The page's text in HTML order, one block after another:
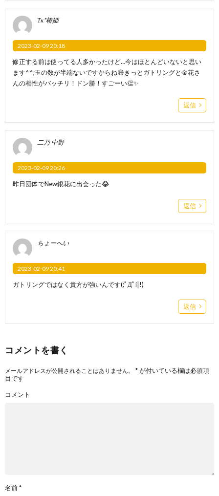
Тк*椿姫
2023-02-09 20:18
修正する前は使ってる人多かったけど…今はほとんどいないと思い
ます^^;玉の数が半端ないですからね😅きっとガトリングと金花さ
んの相性がバッチリ！ドン勝！すごーい👏✨
返信
二乃 中野
2023-02-09 20:26
昨日団体でNew銀花に出会った😂
返信
ちょーへい
2023-02-09 20:41
ガトリングではなく貴方が強いんです(;ﾟДﾟi|!)
返信
コメントを書く
メールアドレスが公開されることはありません。 *が付いている欄は必須項
目です
コメント
名前*